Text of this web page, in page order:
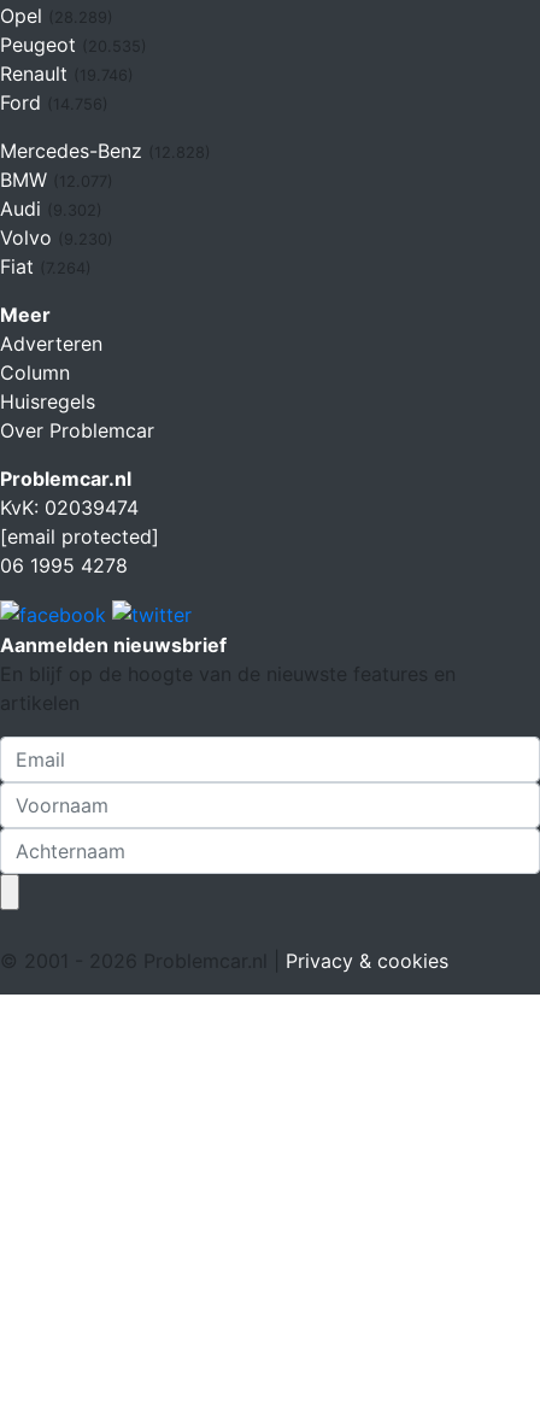
Opel
Peugeot
Renault (19.746)
Ford (14.756)
Mercedes-Benz
BMW
Audi
Volvo
Fiat (7.264)
Meer
Adverteren
Column
Huisregels
Over Problemcar
Problemcar.nl
KvK: 02039474
[email protected]
06 1995 4278
Aanmelden nieuwsbrief
En blijf op de hoogte van de nieuwste features en
artikelen
© 2001 - 2026 Problemcar.nl | Privacy & cookies